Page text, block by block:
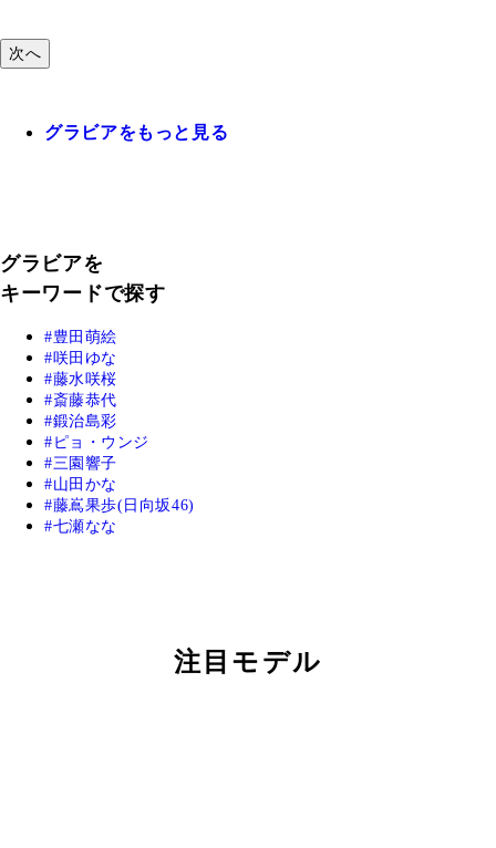
次へ
グラビアをもっと見る
グラビアを
キーワードで探す
豊田萌絵
咲田ゆな
藤水咲桜
斎藤恭代
鍛治島彩
ピョ・ウンジ
三園響子
山田かな
藤嶌果歩(日向坂46)
七瀬なな
注目モデル